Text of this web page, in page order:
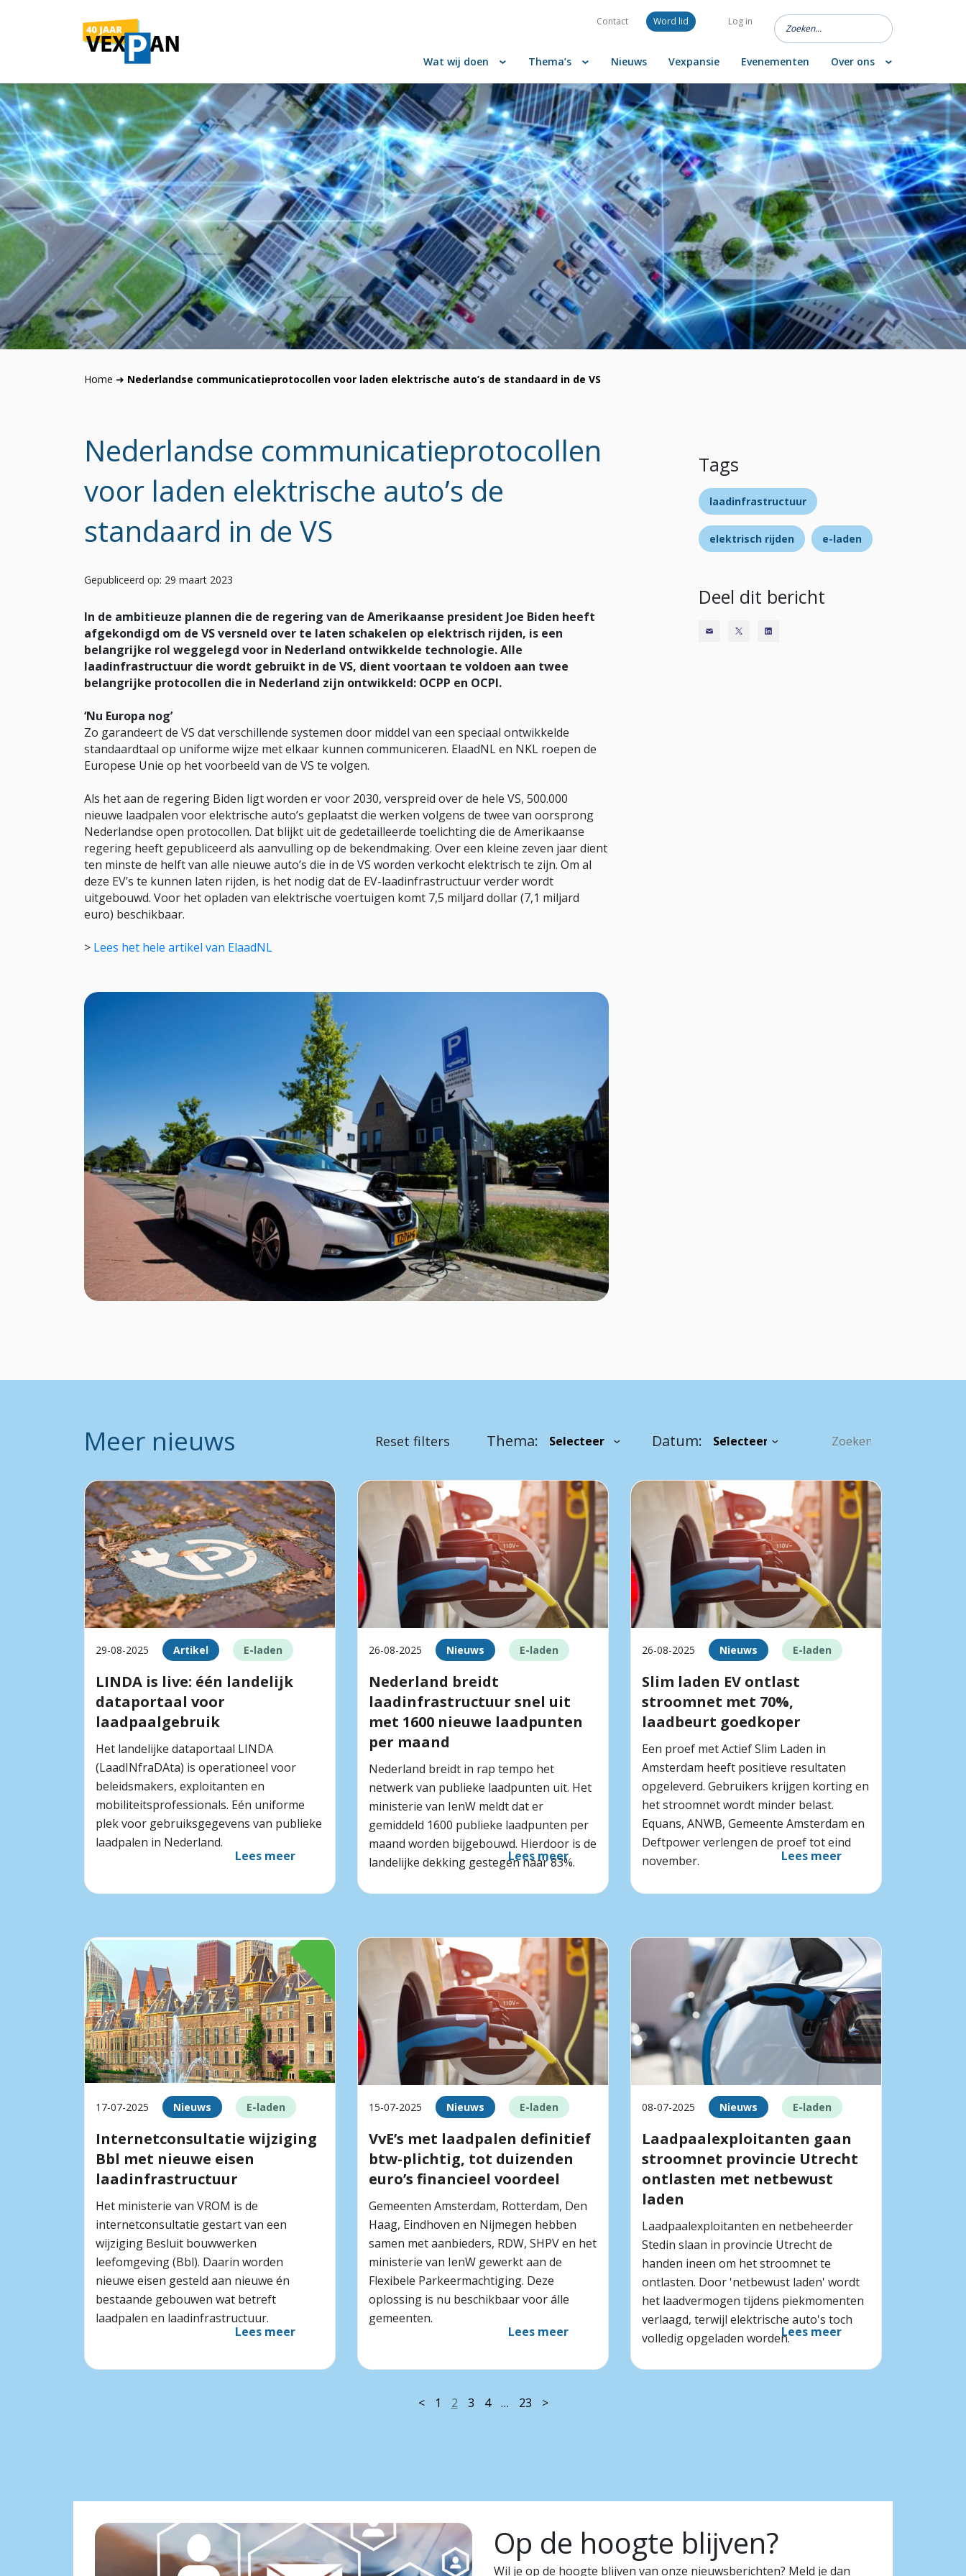
Contact Word lid Log in
Wat wij doen Thema’s Nieuws Vexpansie Evenementen Over ons
Home ➜ Nederlandse communicatieprotocollen voor laden elektrische auto’s de standaard in de VS
Nederlandse communicatieprotocollen
voor laden elektrische auto’s de
standaard in de VS
Gepubliceerd op: 29 maart 2023
In de ambitieuze plannen die de regering van de Amerikaanse president Joe Biden heeft
afgekondigd om de VS versneld over te laten schakelen op elektrisch rijden, is een
belangrijke rol weggelegd voor in Nederland ontwikkelde technologie. Alle
laadinfrastructuur die wordt gebruikt in de VS, dient voortaan te voldoen aan twee
belangrijke protocollen die in Nederland zijn ontwikkeld: OCPP en OCPI.
‘Nu Europa nog’
Zo garandeert de VS dat verschillende systemen door middel van een speciaal ontwikkelde
standaardtaal op uniforme wijze met elkaar kunnen communiceren. ElaadNL en NKL roepen de
Europese Unie op het voorbeeld van de VS te volgen.
Als het aan de regering Biden ligt worden er voor 2030, verspreid over de hele VS, 500.000
nieuwe laadpalen voor elektrische auto’s geplaatst die werken volgens de twee van oorsprong
Nederlandse open protocollen. Dat blijkt uit de gedetailleerde toelichting die de Amerikaanse
regering heeft gepubliceerd als aanvulling op de bekendmaking. Over een kleine zeven jaar dient
ten minste de helft van alle nieuwe auto’s die in de VS worden verkocht elektrisch te zijn. Om al
deze EV’s te kunnen laten rijden, is het nodig dat de EV-laadinfrastructuur verder wordt
uitgebouwd. Voor het opladen van elektrische voertuigen komt 7,5 miljard dollar (7,1 miljard
euro) beschikbaar.
> Lees het hele artikel van ElaadNL
Tags
laadinfrastructuur
elektrisch rijden e-laden
Deel dit bericht
Meer nieuws Reset filters Thema: Datum:
29-08-2025 Artikel E-laden
LINDA is live: één landelijk
dataportaal voor
laadpaalgebruik
Het landelijke dataportaal LINDA
(LaadINfraDAta) is operationeel voor
beleidsmakers, exploitanten en
mobiliteitsprofessionals. Eén uniforme
plek voor gebruiksgegevens van publieke
laadpalen in Nederland.
Lees meer
26-08-2025 Nieuws E-laden
Nederland breidt
laadinfrastructuur snel uit
met 1600 nieuwe laadpunten
per maand
Nederland breidt in rap tempo het
netwerk van publieke laadpunten uit. Het
ministerie van IenW meldt dat er
gemiddeld 1600 publieke laadpunten per
maand worden bijgebouwd. Hierdoor is de
landelijke dekking gestegen naar 83%.
Lees meer
26-08-2025 Nieuws E-laden
Slim laden EV ontlast
stroomnet met 70%,
laadbeurt goedkoper
Een proef met Actief Slim Laden in
Amsterdam heeft positieve resultaten
opgeleverd. Gebruikers krijgen korting en
het stroomnet wordt minder belast.
Equans, ANWB, Gemeente Amsterdam en
Deftpower verlengen de proef tot eind
november.
Lees meer
17-07-2025 Nieuws E-laden
Internetconsultatie wijziging
Bbl met nieuwe eisen
laadinfrastructuur
Het ministerie van VROM is de
internetconsultatie gestart van een
wijziging Besluit bouwwerken
leefomgeving (Bbl). Daarin worden
nieuwe eisen gesteld aan nieuwe én
bestaande gebouwen wat betreft
laadpalen en laadinfrastructuur.
Lees meer
15-07-2025 Nieuws E-laden
VvE’s met laadpalen definitief
btw-plichtig, tot duizenden
euro’s financieel voordeel
Gemeenten Amsterdam, Rotterdam, Den
Haag, Eindhoven en Nijmegen hebben
samen met aanbieders, RDW, SHPV en het
ministerie van IenW gewerkt aan de
Flexibele Parkeermachtiging. Deze
oplossing is nu beschikbaar voor álle
gemeenten.
Lees meer
08-07-2025 Nieuws E-laden
Laadpaalexploitanten gaan
stroomnet provincie Utrecht
ontlasten met netbewust
laden
Laadpaalexploitanten en netbeheerder
Stedin slaan in provincie Utrecht de
handen ineen om het stroomnet te
ontlasten. Door 'netbewust laden' wordt
het laadvermogen tijdens piekmomenten
verlaagd, terwijl elektrische auto's toch
volledig opgeladen worden.Lees meer
< 1 2 3 4 … 23 >
Op de hoogte blijven?
Wil je op de hoogte blijven van onze nieuwsberichten? Meld je dan